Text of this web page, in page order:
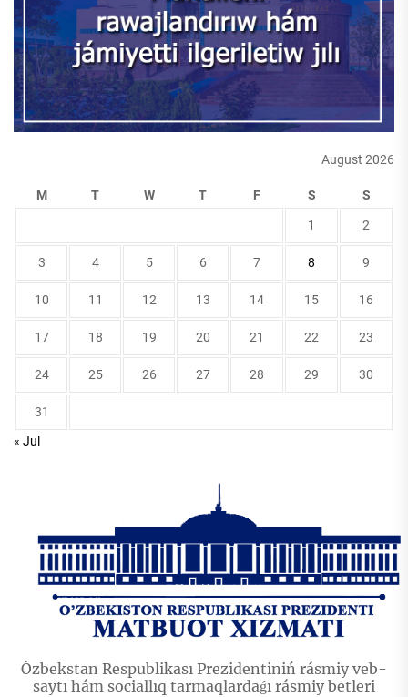
August 2026
M T W T F S S
1 2
3 4 5 6 7 8 9
10 11 12 13 14 15 16
17 18 19 20 21 22 23
24 25 26 27 28 29 30
31
« Jul
Ózbekstan Respublikası Prezidentiniń rásmiy veb-
saytı hám sociallıq tarmaqlardaǵı rásmiy betleri